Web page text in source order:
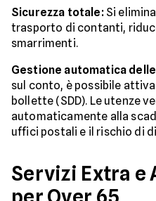
Sicurezza totale:Si
trasporto di contanti,
smarrimenti.
Gestione automatica
sul conto, è possibile
bollette (SDD). Le utenze
automaticamente alla
uffici postali e il rischio di
Servizi Extra e